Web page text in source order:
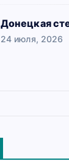
Донецкая
24 июля, 2026